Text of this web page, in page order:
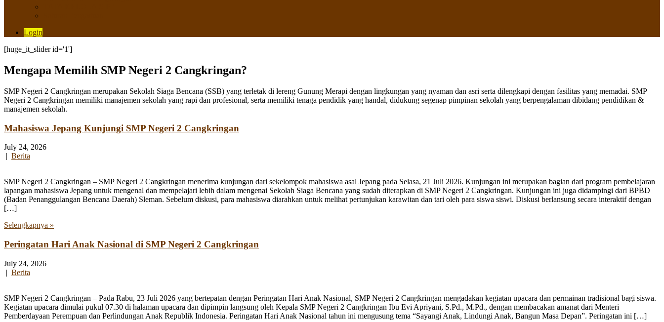
Login
[huge_it_slider id='1']
Mengapa Memilih SMP Negeri 2 Cangkringan?
SMP Negeri 2 Cangkringan merupakan Sekolah Siaga Bencana (SSB) yang terletak di lereng Gunung Merapi dengan lingkungan yang nyaman dan asri serta dilengkapi dengan fasilitas yang memadai. SMP
Negeri 2 Cangkringan memiliki manajemen sekolah yang rapi dan profesional, serta memiliki tenaga pendidik yang handal, didukung segenap pimpinan sekolah yang berpengalaman dibidang pendidikan &
manajemen sekolah.
Mahasiswa Jepang Kunjungi SMP Negeri 2 Cangkringan
July 24, 2026
| Berita
SMP Negeri 2 Cangkringan – SMP Negeri 2 Cangkringan menerima kunjungan dari sekelompok mahasiswa asal Jepang pada Selasa, 21 Juli 2026. Kunjungan ini merupakan bagian dari program pembelajaran
lapangan mahasiswa Jepang untuk mengenal dan mempelajari lebih dalam mengenai Sekolah Siaga Bencana yang sudah diterapkan di SMP Negeri 2 Cangkringan. Kunjungan ini juga didampingi dari BPBD
(Badan Penanggulangan Bencana Daerah) Sleman. Sebelum diskusi, para mahasiswa diarahkan untuk melihat pertunjukan karawitan dan tari oleh para siswa siswi. Diskusi berlansung secara interaktif dengan
[…]
Selengkapnya »
Peringatan Hari Anak Nasional di SMP Negeri 2 Cangkringan
July 24, 2026
| Berita
SMP Negeri 2 Cangkringan – Pada Rabu, 23 Juli 2026 yang bertepatan dengan Peringatan Hari Anak Nasional, SMP Negeri 2 Cangkringan mengadakan kegiatan upacara dan permainan tradisional bagi siswa.
Kegiatan upacara dimulai pukul 07.30 di halaman upacara dan dipimpin langsung oleh Kepala SMP Negeri 2 Cangkringan Ibu Evi Apriyani, S.Pd., M.Pd., dengan membacakan amanat dari Menteri
Pemberdayaan Perempuan dan Perlindungan Anak Republik Indonesia. Peringatan Hari Anak Nasional tahun ini mengusung tema “Sayangi Anak, Lindungi Anak, Bangun Masa Depan”. Peringatan ini […]